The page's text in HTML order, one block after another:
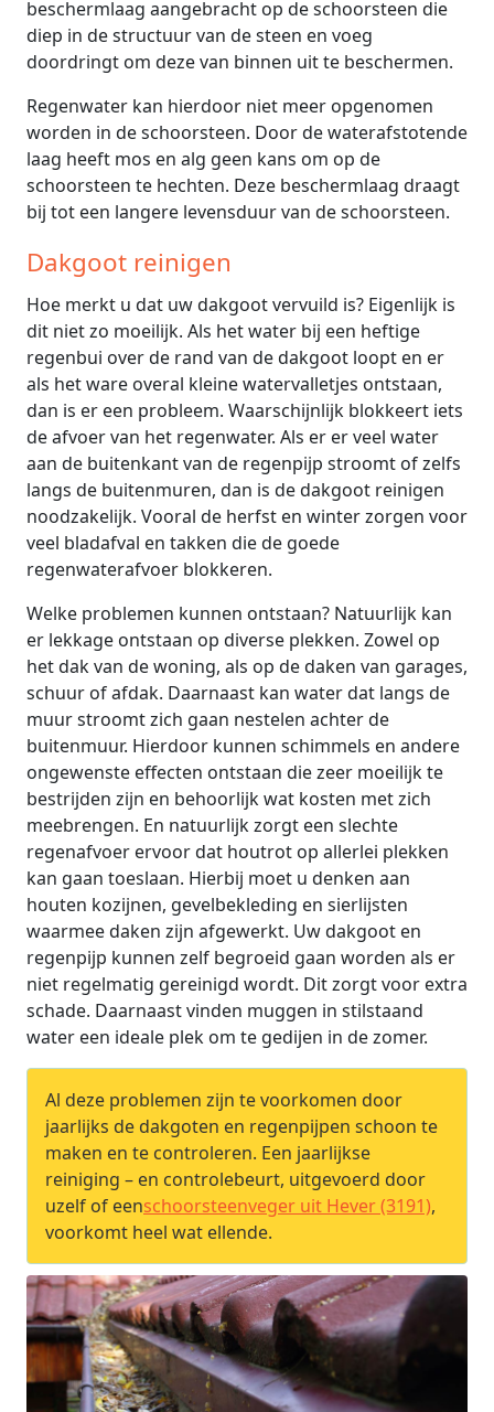
beschermlaag aangebracht op de schoorsteen die
diep in de structuur van de steen en voeg
doordringt om deze van binnen uit te beschermen.
Regenwater kan hierdoor niet meer opgenomen
worden in de schoorsteen. Door de waterafstotende
laag heeft mos en alg geen kans om op de
schoorsteen te hechten. Deze beschermlaag draagt
bij tot een langere levensduur van de schoorsteen.
Dakgoot reinigen
Hoe merkt u dat uw dakgoot vervuild is? Eigenlijk is
dit niet zo moeilijk. Als het water bij een heftige
regenbui over de rand van de dakgoot loopt en er
als het ware overal kleine watervalletjes ontstaan,
dan is er een probleem. Waarschijnlijk blokkeert iets
de afvoer van het regenwater. Als er er veel water
aan de buitenkant van de regenpijp stroomt of zelfs
langs de buitenmuren, dan is de dakgoot reinigen
noodzakelijk. Vooral de herfst en winter zorgen voor
veel bladafval en takken die de goede
regenwaterafvoer blokkeren.
Welke problemen kunnen ontstaan? Natuurlijk kan
er lekkage ontstaan op diverse plekken. Zowel op
het dak van de woning, als op de daken van garages,
schuur of afdak. Daarnaast kan water dat langs de
muur stroomt zich gaan nestelen achter de
buitenmuur. Hierdoor kunnen schimmels en andere
ongewenste effecten ontstaan die zeer moeilijk te
bestrijden zijn en behoorlijk wat kosten met zich
meebrengen. En natuurlijk zorgt een slechte
regenafvoer ervoor dat houtrot op allerlei plekken
kan gaan toeslaan. Hierbij moet u denken aan
houten kozijnen, gevelbekleding en sierlijsten
waarmee daken zijn afgewerkt. Uw dakgoot en
regenpijp kunnen zelf begroeid gaan worden als er
niet regelmatig gereinigd wordt. Dit zorgt voor extra
schade. Daarnaast vinden muggen in stilstaand
water een ideale plek om te gedijen in de zomer.
Al deze problemen zijn te voorkomen door
jaarlijks de dakgoten en regenpijpen schoon te
maken en te controleren. Een jaarlijkse
reiniging – en controlebeurt, uitgevoerd door
uzelf of eenschoorsteenveger uit Hever (3191),
voorkomt heel wat ellende.